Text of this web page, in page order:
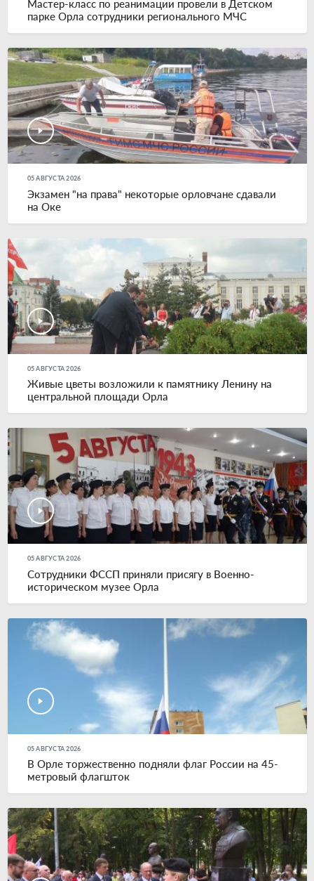
Мастер-класс по реанимации провели в Детском
парке Орла сотрудники регионального МЧС
05 АВГУСТА 2026
Экзамен "на права" некоторые орловчане сдавали
на Оке
05 АВГУСТА 2026
Живые цветы возложили к памятнику Ленину на
центральной площади Орла
05 АВГУСТА 2026
Сотрудники ФССП приняли присягу в Военно-
историческом музее Орла
05 АВГУСТА 2026
В Орле торжественно подняли флаг России на 45-
метровый флагшток